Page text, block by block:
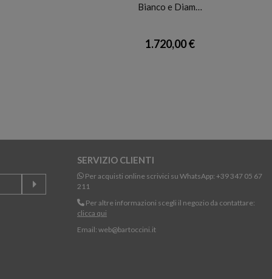
Bianco e Diam…
1.720,00 €
SERVIZIO CLIENTI
Per acquisti online scrivici su WhatsApp: +39 347 05 67
211
Per altre informazioni scegli il negozio da contattare:
clicca qui
Email: web@bartoccini.it